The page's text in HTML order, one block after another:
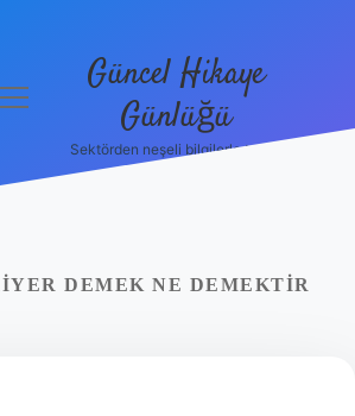
menüyü
Güncel Hikaye
Günlüğü
Sektörden neşeli bilgilerle tanış!
DEMEK NE DEMEKTIR